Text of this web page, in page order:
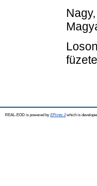
REAL-EOD is powered by EPrints 3which is